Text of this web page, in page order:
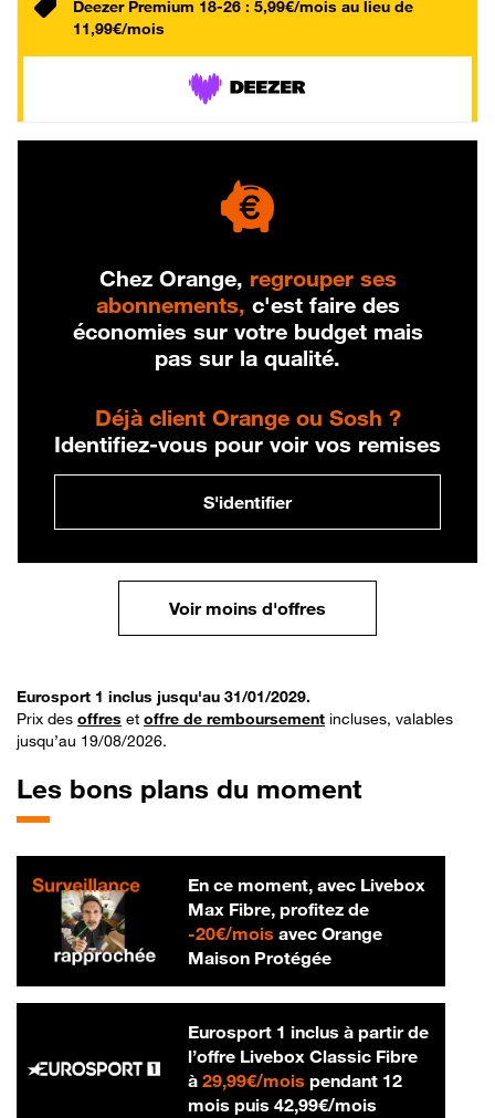
Deezer Premium 18-26 : 5,99€/mois au lieu de
11,99€/mois
Chez Orange, regrouper ses
abonnements, c'est faire des
économies sur votre budget mais
pas sur la qualité.
Déjà client Orange ou Sosh ?
Identifiez-vous pour voir vos remises
S'identifier
Voir moins d'offres
Eurosport 1 inclus jusqu'au 31/01/2029.
Prix des offres et offre de remboursement incluses, valables
jusqu’au 19/08/2026.
Les bons plans du moment
En ce moment, avec Livebox
Max Fibre, profitez de
-20€/mois20 € par mois
avec Orange
Maison Protégée
Eurosport 1 inclus à partir de
l’offre Livebox Classic Fibre
à 29,99€/mois29,99 € par mois
pendant 12
mois puis 42,99€/mois42,99 € par